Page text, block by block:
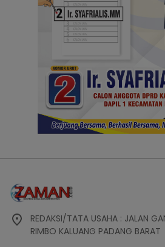
REDAKSI/TATA USAHA : JALAN
RIMBO KALUANG PADANG BARAT